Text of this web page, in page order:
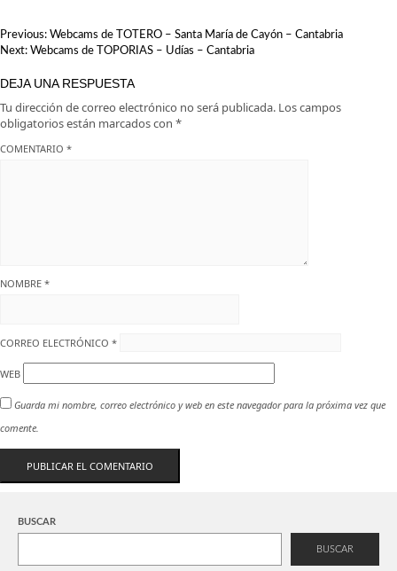
NAVEGACIÓN
DE
Previous: Webcams de TOTERO – Santa María de Cayón – Cantabria
Next: Webcams de TOPORIAS – Udías – Cantabria
DEJA UNA RESPUESTA
Tu dirección de correo electrónico no será publicada. Los campos
obligatorios están marcados con *
COMENTARIO *
NOMBRE *
CORREO ELECTRÓNICO *
WEB
Guarda mi nombre, correo electrónico y web en este navegador para la próxima vez que
comente.
BUSCAR
BUSCAR